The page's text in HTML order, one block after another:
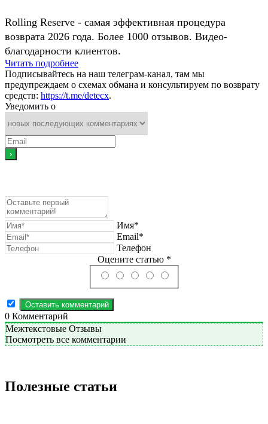
Rolling Reserve - самая эффективная процедура
возврата 2026 года. Более 1000 отзывов. Видео-
благодарности клиентов.
Читать подробнее
Подписывайтесь на наш телеграм-канал, там мы
предупреждаем о схемах обмана и консультируем по возврату
средств: https://t.me/detecx.
Уведомить о
Имя*
Email*
Телефон
Оцените статью *
0 Комментарий
Межтекстовые Отзывы
Посмотреть все комментарии
Полезные статьи